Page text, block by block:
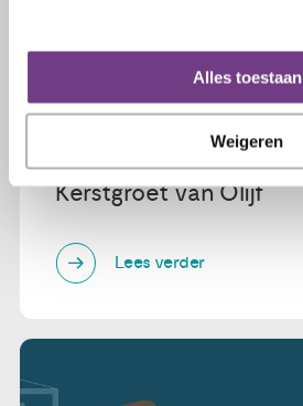
Alles toestaan
Weigeren
18 december 2020
Kerstgroet van Olijf
Lees verder